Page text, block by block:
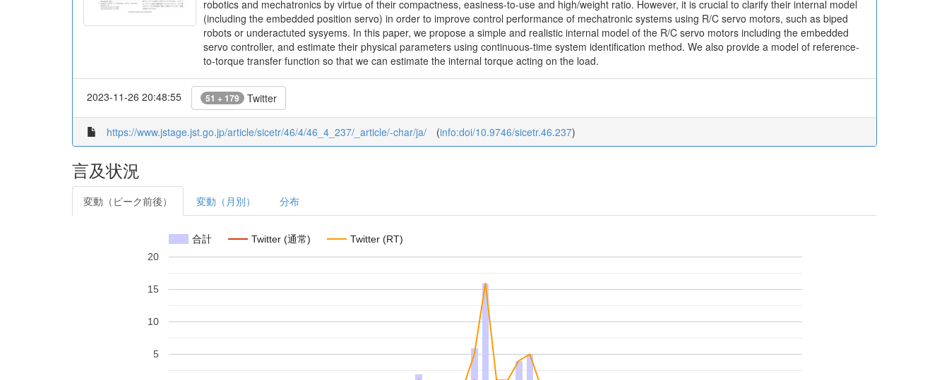
robotics and mechatronics by virtue of their compactness, easiness-to-use and high/weight ratio. However, it is crucial to clarify their internal model
(including the embedded position servo) in order to improve control performance of mechatronic systems using R/C servo motors, such as biped
robots or underactuted sysyems. In this paper, we propose a simple and realistic internal model of the R/C servo motors including the embedded
servo controller, and estimate their physical parameters using continuous-time system identification method. We also provide a model of reference-
to-torque transfer function so that we can estimate the internal torque acting on the load.
2023-11-26 20:48:55 51 + 179 Twitter
https://www.jstage.jst.go.jp/article/sicetr/46/4/46_4_237/_article/-char/ja/ (info:doi/10.9746/sicetr.46.237)
言及状況
変動（ピーク前後） 変動（月別） 分布
合計 Twitter (通常) Twitter (RT)
5
10
15
20